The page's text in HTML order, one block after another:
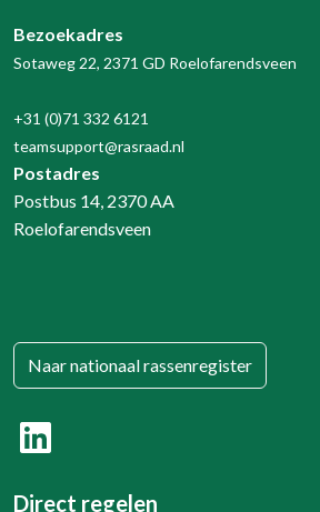
Bezoekadres
Sotaweg 22, 2371 GD Roelofarendsveen
+31 (0)71 332 6121
teamsupport@rasraad.nl
Postadres
Postbus 14, 2370 AA
Roelofarendsveen
Naar nationaal rassenregister
Direct regelen